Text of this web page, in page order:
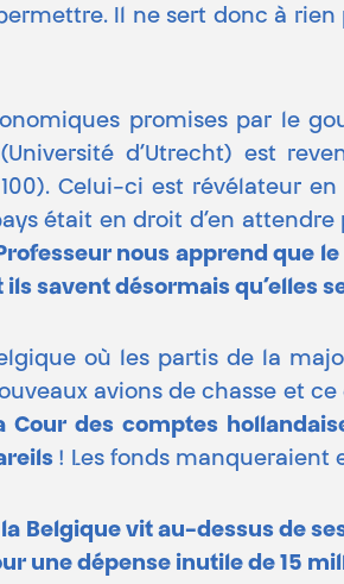
Il ne sert donc à
promises par le
(Université d’Utrecht) est
Celui-ci est révélateur
était en droit d’en
nous apprend que
savent désormais qu’elles
où les partis de la
avions de chasse et
des comptes
! Les fonds manqueraient
Belgique vit au-dessus de
une dépense inutile de 15